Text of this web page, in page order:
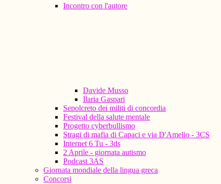
Incontro con l'autore
Davide Musso
Ilaria Gaspari
Sepolcreto dei militi di concordia
Festival della salute mentale
Progetto cyberbullismo
Stragi di mafia di Capaci e via D'Amelio - 3CS
Internet 6 Tu - 3ds
2 Aprile - giornata autismo
Podcast 3AS
Giornata mondiale della lingua greca
Concorsi